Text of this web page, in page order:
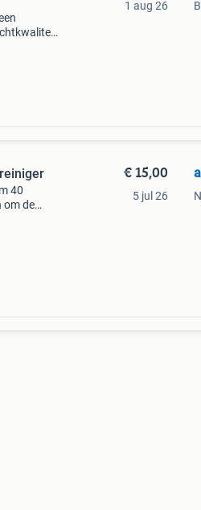
1 aug 26
40
om de
€ 15,00
5 jul 26